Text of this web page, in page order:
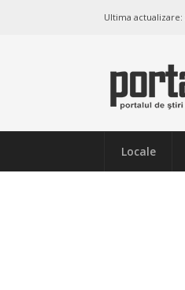
Ultima actualizare:
Locale